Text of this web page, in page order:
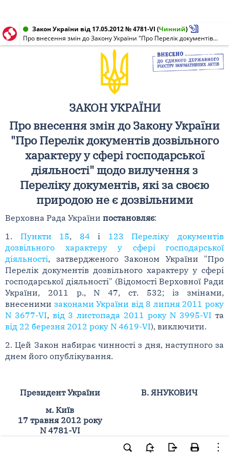
Закон України від 17.05.2012 № 4781-VI (Чинний)
Про внесення змін до Закону України "Про Перелік документів дозвільного характеру у сфері господарської діяльності" щодо вилучення з Переліку документів, які за своєю природою не є дозвільними